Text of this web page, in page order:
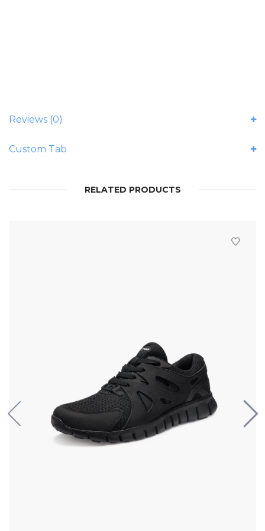
Reviews (0)
Custom Tab
RELATED PRODUCTS